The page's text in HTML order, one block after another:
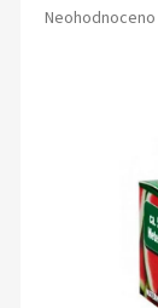
Průměrné
Neohodnoceno